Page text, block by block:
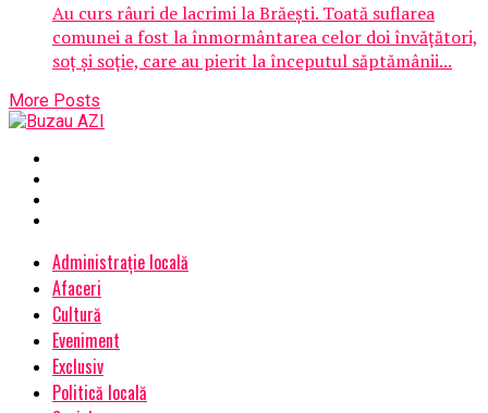
Au curs râuri de lacrimi la Brăești. Toată suflarea
comunei a fost la înmormântarea celor doi învățători,
soț și soție, care au pierit la începutul săptămânii...
More Posts
Administrație locală
Afaceri
Cultură
Eveniment
Exclusiv
Politică locală